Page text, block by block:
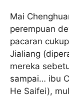
Mai
perempuan
pacaran
Jialiang
mereka
sampai… ibu
He Saifei),